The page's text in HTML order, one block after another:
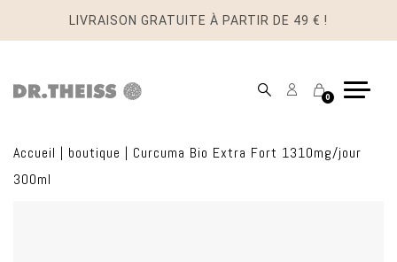
LIVRAISON GRATUITE À PARTIR DE 49 € !
MonPanier
0
Accueil | boutique | Curcuma Bio Extra Fort 1310mg/jour
300ml